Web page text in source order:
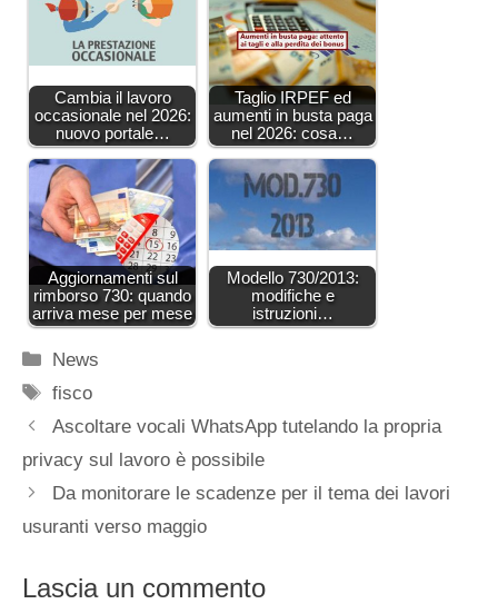
Cambia il lavoro
occasionale nel 2026:
nuovo portale…
Taglio IRPEF ed
aumenti in busta paga
nel 2026: cosa…
Aggiornamenti sul
rimborso 730: quando
arriva mese per mese
Modello 730/2013:
modifiche e
istruzioni…
Categorie
News
Tag
fisco
Ascoltare vocali WhatsApp tutelando la propria
privacy sul lavoro è possibile
Da monitorare le scadenze per il tema dei lavori
usuranti verso maggio
Lascia un commento